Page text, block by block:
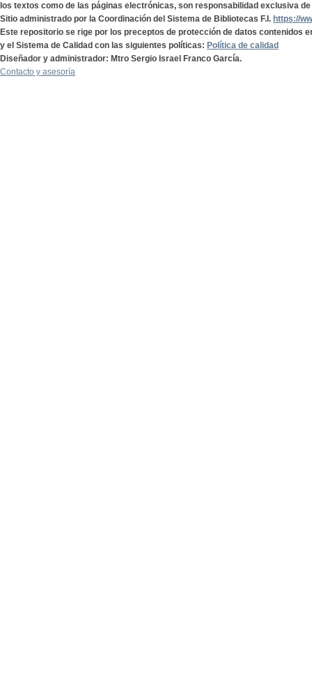
los textos como de las páginas electrónicas, son responsabilidad exclusiva
Sitio administrado por la Coordinación del Sistema de Bibliotecas F.I. https://
Este repositorio se rige por los preceptos de protección de datos contenidos
y el Sistema de Calidad con las siguientes políticas: Política de calidad
Diseñador y administrador: Mtro Sergio Israel Franco García.
Contacto y asesoría